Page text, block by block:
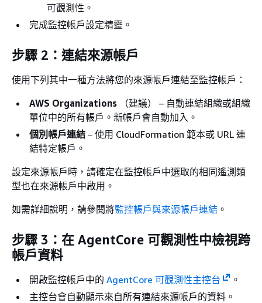
可觀測性。
完成監控帳戶設定精靈。
步驟 2：連結來源帳戶
使用下列其中一種方法將您的來源帳戶連結至監控帳戶：
AWS Organizations （建議） – 自動連結組織或組織
單位中的所有帳戶。新帳戶會自動加入。
個別帳戶連結 – 使用 CloudFormation 範本或 URL 連
結特定帳戶。
設定來源帳戶時，請確定在監控帳戶中選取的相同遙測類
型也在來源帳戶中啟用。
如需詳細說明，請參閱將監控帳戶與來源帳戶連結 。
步驟 3：在 AgentCore 可觀測性中檢視跨
帳戶資料
開啟監控帳戶中的 AgentCore 可觀測性主控台
。
主控台會自動顯示來自所有連結來源帳戶的資料。